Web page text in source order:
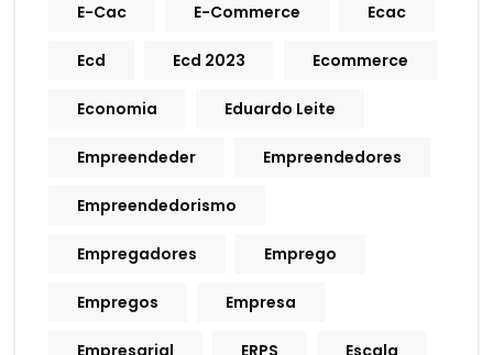
E-Cac E-Commerce Ecac
Ecd Ecd 2023 Ecommerce
Economia Eduardo Leite
Empreendeder Empreendedores
Empreendedorismo
Empregadores Emprego
Empregos Empresa